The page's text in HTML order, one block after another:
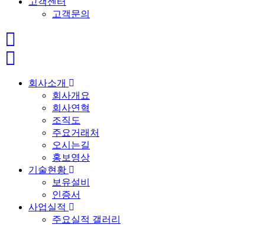
고객문의
회사소개
회사개요
회사연혁
조직도
주요거래처
오시는길
홍보영상
기술현황
보유설비
인증서
사업실적
주요실적 갤러리